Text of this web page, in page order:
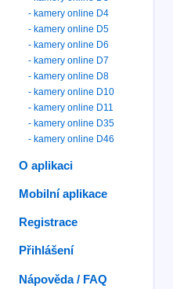
- kamery online D4
- kamery online D5
- kamery online D6
- kamery online D7
- kamery online D8
- kamery online D10
- kamery online D11
- kamery online D35
- kamery online D46
O aplikaci
Mobilní aplikace
Registrace
Přihlášení
Nápověda / FAQ